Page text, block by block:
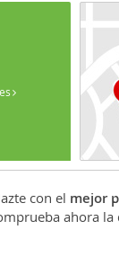
con el mejor
ahora